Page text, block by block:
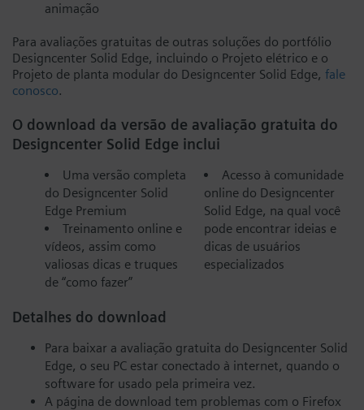
animação
Para avaliações gratuitas de outras soluções do portfólio
Designcenter Solid Edge, incluindo o Projeto elétrico e o
Projeto de planta modular do Designcenter Solid Edge, fale
conosco.
O download da versão de avaliação gratuita do
Designcenter Solid Edge inclui
Uma versão completa
do Designcenter Solid
Edge Premium
Treinamento online e
vídeos, assim como
valiosas dicas e truques
de “como fazer”
Acesso à comunidade
online do Designcenter
Solid Edge, na qual você
pode encontrar ideias e
dicas de usuários
especializados
Detalhes do download
Para baixar a avaliação gratuita do Designcenter Solid
Edge, o seu PC estar conectado à internet, quando o
software for usado pela primeira vez.
A página de download tem problemas com o Firefox